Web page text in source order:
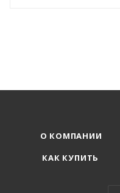
О КОМПАНИИ
КАК КУПИТЬ